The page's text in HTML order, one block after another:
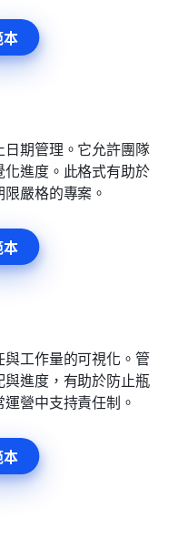
期管理。它允許團隊
進度。此格式有助於
嚴格的專案。
工作量的可視化。管
進度，有助於防止瓶
營中支持責任制。